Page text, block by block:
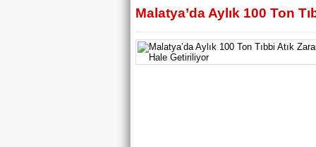
Michaela
Serdar
Mahmut
Ticaret İl
Hekimhan’ı
Battalgazi
İlyas
Vali Yavuz,
Malatya Turgut
Arapgir’in “Mor
Ustalık Ve
Kur’an Kursu
Hekimhan’a 1,5
Yaz Sofranızda
Malatya’da Aylık 100 Ton